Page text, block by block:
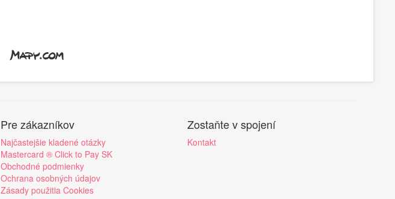
Pre zákazníkov
Najčastejšie kladené otázky
Mastercard ® Click to Pay SK
Obchodné podmienky
Ochrana osobných údajov
Zásady použitia Cookies
Zostaňte v spojení
Kontakt